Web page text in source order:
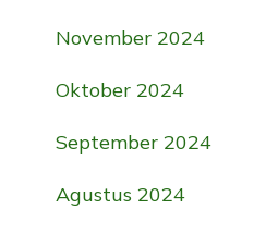
November 2024
Oktober 2024
September 2024
Agustus 2024